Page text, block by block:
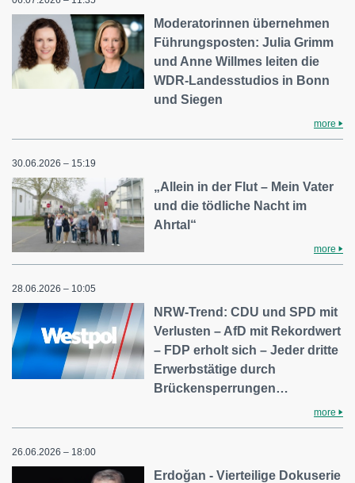
Moderatorinnen übernehmen
Führungsposten: Julia Grimm
und Anne Willmes leiten die
WDR-Landesstudios in Bonn
und Siegen
more
30.06.2026 – 15:19
„Allein in der Flut – Mein Vater
und die tödliche Nacht im
Ahrtal“
more
28.06.2026 – 10:05
NRW-Trend: CDU und SPD mit
Verlusten – AfD mit Rekordwert
– FDP erholt sich – Jeder dritte
Erwerbstätige durch
Brückensperrungen…
more
26.06.2026 – 18:00
Erdoğan - Vierteilige Dokuserie